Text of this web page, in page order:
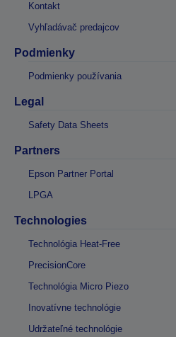
Kontakt
Vyhľadávač predajcov
Podmienky
Podmienky používania
Legal
Safety Data Sheets
Partners
Epson Partner Portal
LPGA
Technologies
Technológia Heat-Free
PrecisionCore
Technológia Micro Piezo
Inovatívne technológie
Udržateľné technológie